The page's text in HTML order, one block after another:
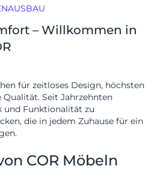
– Willkommen in
für zeitloses Design, höchsten
Seit Jahrzehnten
und Funktionalität zu
die in jedem Zuhause für ein
COR Möbeln